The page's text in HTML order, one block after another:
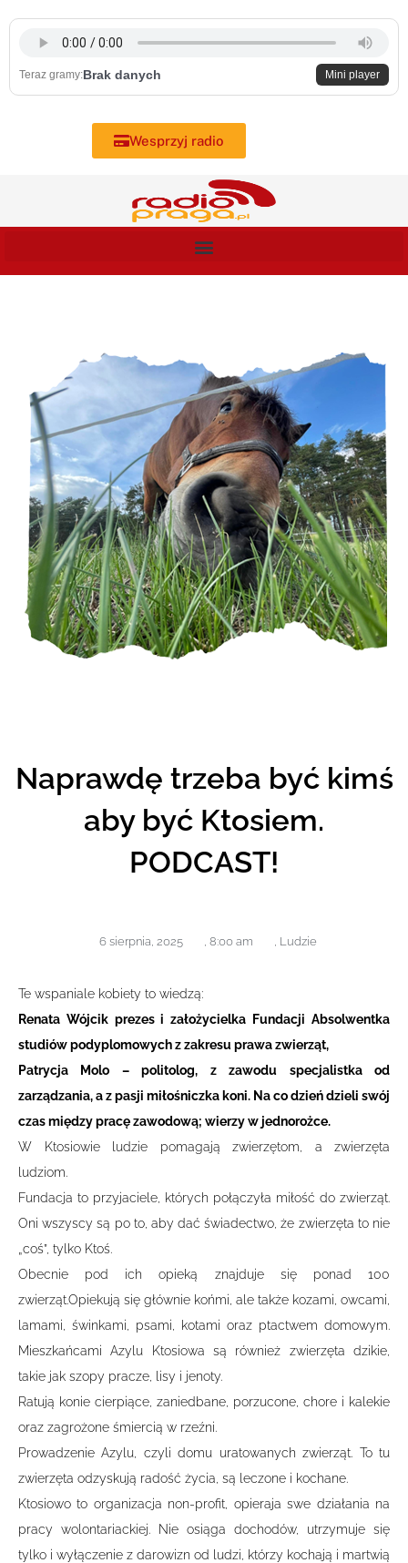
content
Teraz gramy:Brak danych Mini player
Wesprzyj radio
Naprawdę trzeba być kimś
aby być Ktosiem.
PODCAST!
6 sierpnia, 2025 , 8:00 am , Ludzie
Te wspaniale kobiety to wiedzą:
Renata Wójcik prezes i założycielka Fundacji Absolwentka
studiów podyplomowych z zakresu prawa zwierząt,
Patrycja Molo – politolog, z zawodu specjalistka od
zarządzania, a z pasji miłośniczka koni. Na co dzień dzieli swój
czas między pracę zawodową; wierzy w jednorożce.
W Ktosiowie ludzie pomagają zwierzętom, a zwierzęta
ludziom.
Fundacja to przyjaciele, których połączyła miłość do zwierząt.
Oni wszyscy są po to, aby dać świadectwo, że zwierzęta to nie
„coś”, tylko Ktoś.
Obecnie pod ich opieką znajduje się ponad 100
zwierząt.Opiekują się głównie końmi, ale także kozami, owcami,
lamami, świnkami, psami, kotami oraz ptactwem domowym.
Mieszkańcami Azylu Ktosiowa są również zwierzęta dzikie,
takie jak szopy pracze, lisy i jenoty.
Ratują konie cierpiące, zaniedbane, porzucone, chore i kalekie
oraz zagrożone śmiercią w rzeźni.
Prowadzenie Azylu, czyli domu uratowanych zwierząt. To tu
zwierzęta odzyskują radość życia, są leczone i kochane.
Ktosiowo to organizacja non-profit, opieraja swe działania na
pracy wolontariackiej. Nie osiąga dochodów, utrzymuje się
tylko i wyłączenie z darowizn od ludzi, którzy kochają i martwią